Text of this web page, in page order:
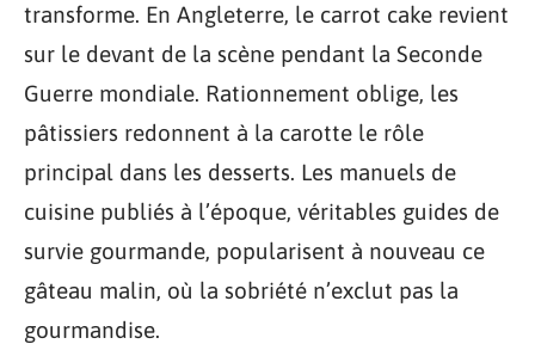
transforme. En Angleterre, le carrot cake revient
sur le devant de la scène pendant la Seconde
Guerre mondiale. Rationnement oblige, les
pâtissiers redonnent à la carotte le rôle
principal dans les desserts. Les manuels de
cuisine publiés à l’époque, véritables guides de
survie gourmande, popularisent à nouveau ce
gâteau malin, où la sobriété n’exclut pas la
gourmandise.